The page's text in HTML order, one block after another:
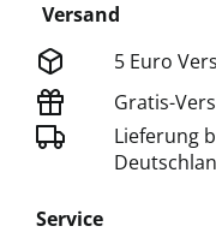
Versand
5 Euro
Gratis-
Lieferung
Service